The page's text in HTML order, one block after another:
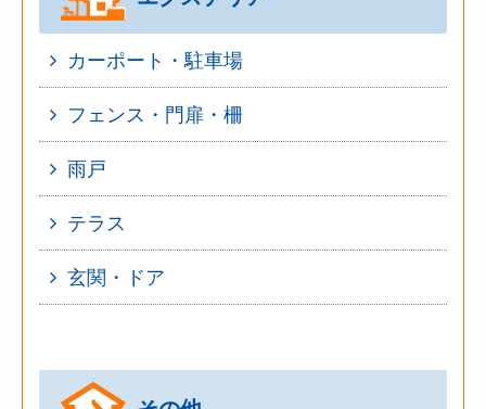
カーポート・駐車場
フェンス・門扉・柵
雨戸
テラス
玄関・ドア